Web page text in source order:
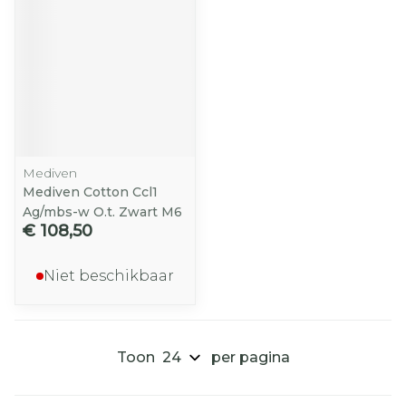
Mediven
Mediven Cotton Ccl1
Ag/mbs-w O.t. Zwart M6
€ 108,50
Niet beschikbaar
Toon per pagina